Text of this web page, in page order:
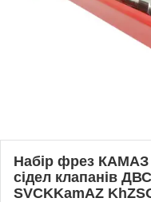
Набір фрез КАМАЗ
сідел клапанів
SVCKKamAZ